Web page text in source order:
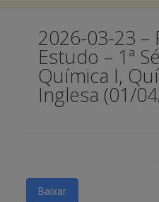
2026-03-23 –
Estudo – 1ª
Química I,
Inglesa (01/
Baixar